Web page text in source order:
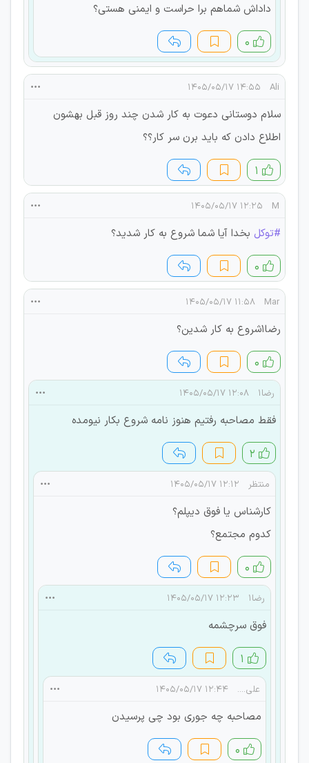
داداش شماهم برا حراست و ایمنی هستی؟
۰
Ali ۱۴:۵۵ ۱۴۰۵/۰۵/۱۷
سلام دوستانی دعوت به کار شدن چند روز قبل بهشون
اطلاع دادن که باید برن سر کار؟؟
۱
M ۱۲:۲۵ ۱۴۰۵/۰۵/۱۷
#توکل بخدا آیا شما شروع به کار شدید؟
۰
Mar ۱۱:۵۸ ۱۴۰۵/۰۵/۱۷
رضا1شروع به کار شدین؟
۰
رضا۱ ۱۲:۰۸ ۱۴۰۵/۰۵/۱۷
فقط مصاحبه رفتیم هنوز نامه شروع بکار نیومده
۲
منتظر ۱۲:۱۲ ۱۴۰۵/۰۵/۱۷
کارشناس یا فوق دیپلم؟
کدوم مجتمع؟
۰
رضا۱ ۱۲:۲۳ ۱۴۰۵/۰۵/۱۷
فوق سرچشمه
۱
علی.... ۱۲:۴۴ ۱۴۰۵/۰۵/۱۷
مصاحبه چه جوری بود چی پرسیدن
۰